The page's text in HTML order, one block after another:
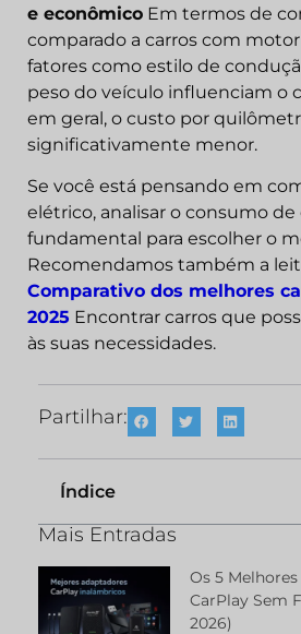
e econômico Em termos de
comparado a carros com
fatores como estilo de
peso do veículo influenciam o
em geral, o custo por
significativamente menor.
Se você está pensando em
elétrico, analisar o consumo de
fundamental para escolher o
Recomendamos também a
Comparativo dos melhores
2025 Encontrar carros que
às suas necessidades.
Partilhar:
Índice
Mais Entradas
Os 5
CarPlay Sem
2026)